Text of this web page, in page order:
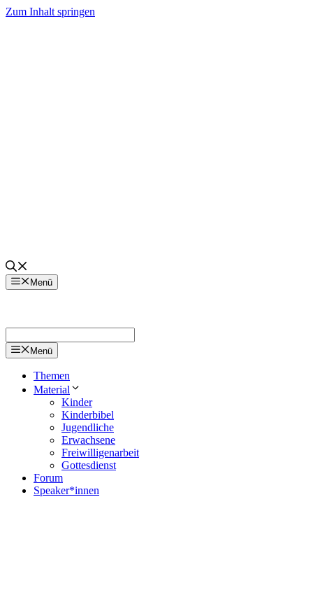
Zum Inhalt springen
Menü
Menü
Themen
Material
Kinder
Kinderbibel
Jugendliche
Erwachsene
Freiwilligenarbeit
Gottesdienst
Forum
Speaker*innen